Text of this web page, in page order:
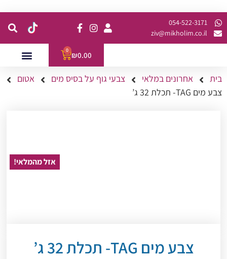
054-522-3171⁩
ziv@mikholim.co.il
₪0.00
0
בית אחרונים במלאי צבעי גוף על בסיס מים
אטום
צבע מים TAG- תכלת 32 ג’
אזל מהמלאי!
צבע מים TAG- תכלת 32 ג’